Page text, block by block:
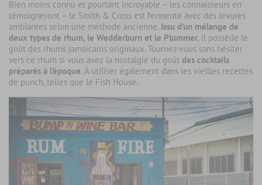
Bien moins connu et pourtant incroyable – les connaisseurs en
témoigneront – le Smith & Cross est fermenté avec des levures
ambiantes selon une méthode ancienne. Issu d’un mélange de
deux types de rhum, le Wedderburn et le Plummer, il possède le
goût des rhums jamaïcains originaux. Tournez-vous sans hésiter
vers ce rhum si vous avez la nostalgie du goût des cocktails
préparés à l’époque. À utiliser également dans les vieilles recettes
de punch, telles que le Fish House.